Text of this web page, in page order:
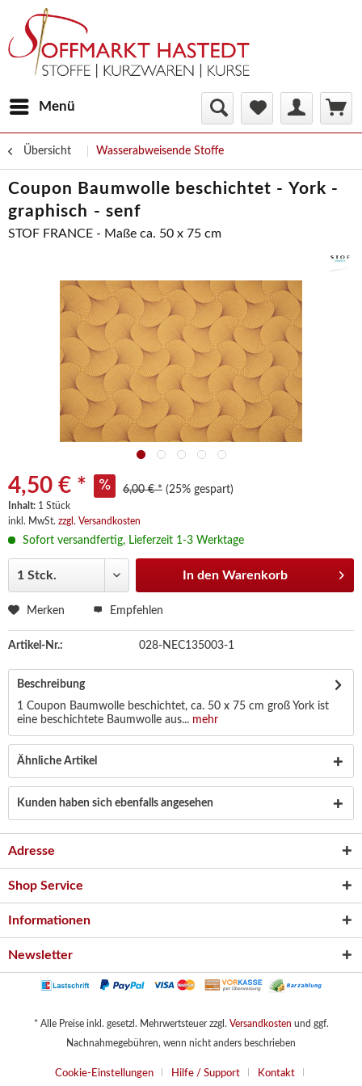
Menü
Übersicht Wasserabweisende Stoffe
Coupon Baumwolle beschichtet - York -
graphisch - senf
STOF FRANCE - Maße ca. 50 x 75 cm
4,50 € * 6,00 € * (25% gespart)
Inhalt: 1 Stück
inkl. MwSt. zzgl. Versandkosten
Sofort versandfertig, Lieferzeit 1-3 Werktage
In den Warenkorb
Merken Empfehlen
Artikel-Nr.: 028-NEC135003-1
Beschreibung
1 Coupon Baumwolle beschichtet, ca. 50 x 75 cm groß York ist
eine beschichtete Baumwolle aus... mehr
Ähnliche Artikel
Kunden haben sich ebenfalls angesehen
Adresse
Shop Service
Informationen
Newsletter
* Alle Preise inkl. gesetzl. Mehrwertsteuer zzgl. Versandkosten und ggf.
Nachnahmegebühren, wenn nicht anders beschrieben
Cookie-Einstellungen Hilfe / Support Kontakt